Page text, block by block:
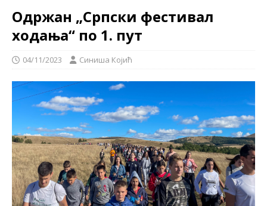
Одржан „Српски фестивал
ходања“ по 1. пут
04/11/2023 Синиша Којић